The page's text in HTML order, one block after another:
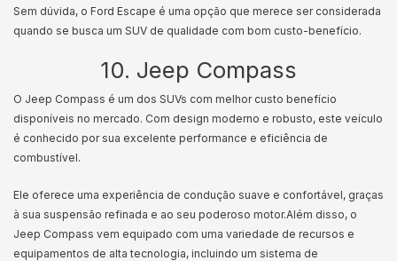
Sem dúvida, o Ford Escape é uma opção que merece ser considerada
quando se busca um SUV de qualidade com bom custo-benefício.
10. Jeep Compass
O Jeep Compass é um dos SUVs com melhor custo benefício
disponíveis no mercado. Com design moderno e robusto, este veículo
é conhecido por sua excelente performance e eficiência de
combustível.
Ele oferece uma experiência de condução suave e confortável, graças
à sua suspensão refinada e ao seu poderoso motor.Além disso, o
Jeep Compass vem equipado com uma variedade de recursos e
equipamentos de alta tecnologia, incluindo um sistema de